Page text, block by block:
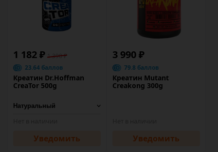
1 182 ₽ 1 390 ₽
23.64 баллов
Креатин Dr.Hoffman
CreaTor 500g
Уведомить
3 990 ₽
79.8 баллов
Креатин Mutant
Creakong 300g
Уведомить